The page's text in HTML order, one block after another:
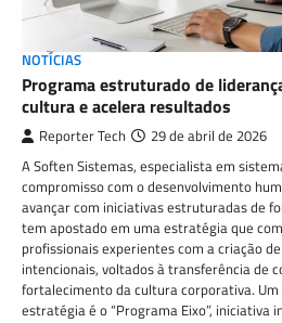
NOTÍCIAS
Programa estruturado de
cultura e acelera resultados
Reporter Tech 29 de abril de 2026
A Soften Sistemas, especialista em
compromisso com o desenvolvimento
avançar com iniciativas estruturadas de
tem apostado em uma estratégia que
profissionais experientes com a criação
intencionais, voltados à transferência de
fortalecimento da cultura corporativa. Um
estratégia é o “Programa Eixo”, iniciativa